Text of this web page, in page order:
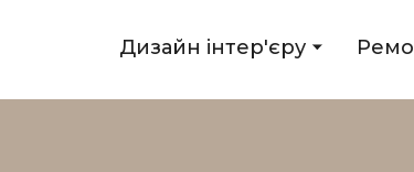
Дизайн інтер'єру